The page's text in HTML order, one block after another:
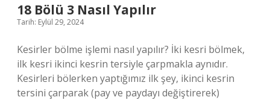
18 Bölü 3 Nasıl Yapılır
Tarih: Eylül 29, 2024
Kesirler bölme işlemi nasıl yapılır? İki kesri bölmek,
ilk kesri ikinci kesrin tersiyle çarpmakla aynıdır.
Kesirleri bölerken yaptığımız ilk şey, ikinci kesrin
tersini çarparak (pay ve paydayı değiştirerek)